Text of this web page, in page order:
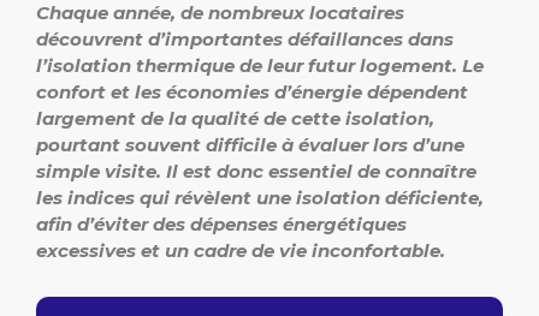
Chaque année, de nombreux locataires
découvrent d’importantes défaillances dans
l’isolation thermique de leur futur logement. Le
confort et les économies d’énergie dépendent
largement de la qualité de cette isolation,
pourtant souvent difficile à évaluer lors d’une
simple visite. Il est donc essentiel de connaître
les indices qui révèlent une isolation déficiente,
afin d’éviter des dépenses énergétiques
excessives et un cadre de vie inconfortable.